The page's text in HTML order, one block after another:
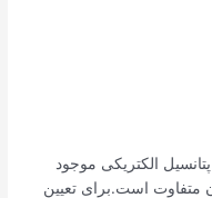
الکتریکی موجود
است.برای تعیین